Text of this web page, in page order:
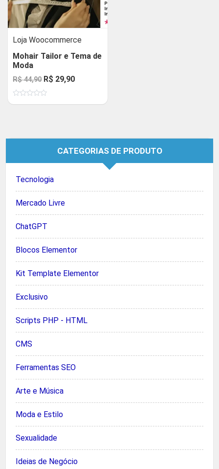
Loja Woocommerce
Mohair Tailor e Tema de
Moda
R$44,90 O
preço
original
R$ 29,90O
atual
CATEGORIAS DE PRODUTO
Tecnologia
Mercado Livre
ChatGPT
Blocos Elementor
Kit Template Elementor
Exclusivo
Scripts PHP - HTML
CMS
Ferramentas SEO
Arte e Música
Moda e Estilo
Sexualidade
Ideias de Negócio